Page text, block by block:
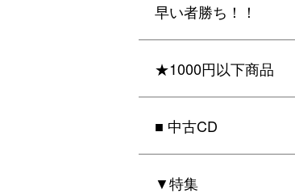
早い者勝ち！！
★1000円以下商品
■ 中古CD
▼特集